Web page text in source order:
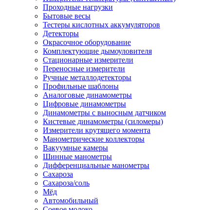
Проходные нагрузки
Бытовые весы
Тестеры кислотных аккумуляторов
Детекторы
Окрасочное оборудование
Комплектующие дымоуловителя
Стационарные измерители
Переносные измерители
Ручные металлодетекторы
Профильные шаблоны
Аналоговые динамометры
Цифровые динамометры
Динамометры с выносным датчиком
Кистевые динамометры (силомеры)
Измерители крутящего момента
Манометрические коллекторы
Вакуумные камеры
Шинные манометры
Дифференциальные манометры
Сахароза
Сахароза/соль
Мёд
Автомобильный